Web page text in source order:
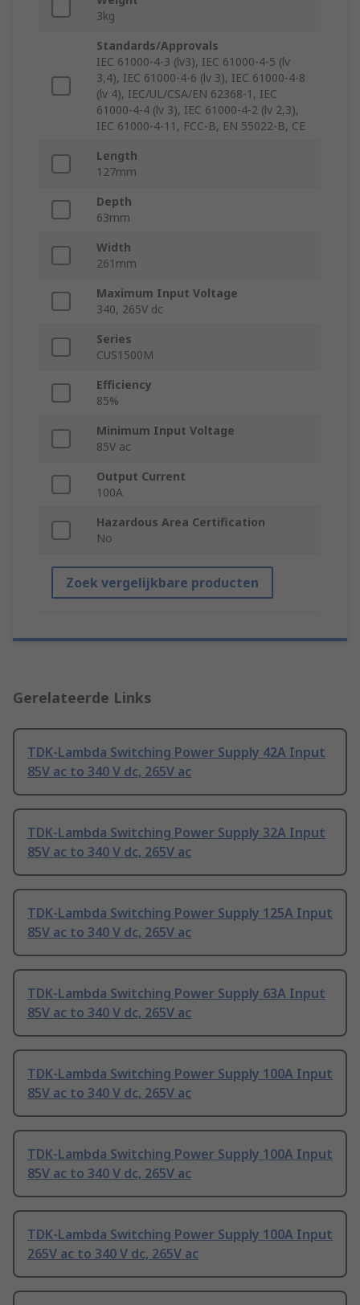
3kg
Standards/Approvals
IEC 61000-4-3 (lv3), IEC 61000-4-5 (lv
3,4), IEC 61000-4-6 (lv 3), IEC 61000-4-8
(lv 4), IEC/UL/CSA/EN 62368-1, IEC
61000-4-4 (lv 3), IEC 61000-4-2 (lv 2,3),
IEC 61000-4-11, FCC-B, EN 55022-B, CE
Length
127mm
Depth
63mm
Width
261mm
Maximum Input Voltage
340, 265V dc
Series
CUS1500M
Efficiency
85%
Minimum Input Voltage
85V ac
Output Current
100A
Hazardous Area Certification
No
Zoek vergelijkbare producten
Gerelateerde Links
TDK-Lambda Switching Power Supply 42A Input
85V ac to 340 V dc, 265V ac
TDK-Lambda Switching Power Supply 32A Input
85V ac to 340 V dc, 265V ac
TDK-Lambda Switching Power Supply 125A Input
85V ac to 340 V dc, 265V ac
TDK-Lambda Switching Power Supply 63A Input
85V ac to 340 V dc, 265V ac
TDK-Lambda Switching Power Supply 100A Input
85V ac to 340 V dc, 265V ac
TDK-Lambda Switching Power Supply 100A Input
85V ac to 340 V dc, 265V ac
TDK-Lambda Switching Power Supply 100A Input
265V ac to 340 V dc, 265V ac